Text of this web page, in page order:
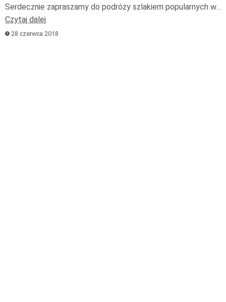
Serdecznie zapraszamy do podróży szlakiem popularnych w…
Czytaj dalej
28 czerwca 2018